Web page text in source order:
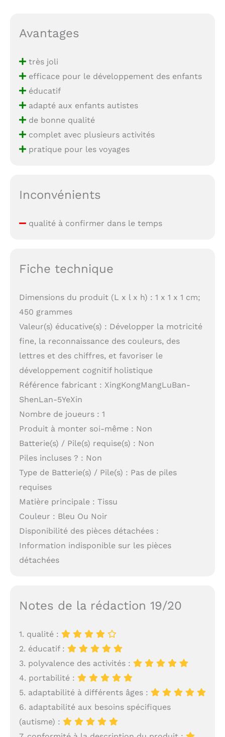
Avantages
très joli
efficace pour le développement des enfants
éducatif
adapté aux enfants autistes
de bonne qualité
complet avec plusieurs activités
pratique pour les voyages
Inconvénients
qualité à confirmer dans le temps
Fiche technique
Dimensions du produit (L x l x h) : 1 x 1 x 1 cm;
450 grammes
Valeur(s) éducative(s) : Développer la motricité
fine, la reconnaissance des couleurs, des
lettres et des chiffres, et favoriser le
développement cognitif holistique
Référence fabricant : XingKongMangLuBan-
ShenLan-5YeXin
Nombre de joueurs : 1
Produit à monter soi-même : Non
Batterie(s) / Pile(s) requise(s) : Non
Piles incluses ? : Non
Type de Batterie(s) / Pile(s) : Pas de piles
requises
Matière principale : Tissu
Couleur : Bleu Ou Noir
Disponibilité des pièces détachées :
Information indisponible sur les pièces
détachées
Notes de la rédaction 19/20
1. qualité :
2. éducatif :
3. polyvalence des activités :
4. portabilité :
5. adaptabilité à différents âges :
6. adaptabilité aux besoins spécifiques
(autisme) :